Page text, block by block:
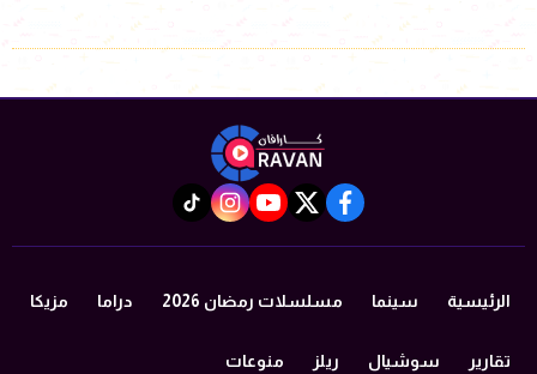
facebook
twitter
youtube
instagram
tiktok
الرئيسية سينما مسلسلات رمضان 2026 دراما مزيكا
تقارير سوشيال ريلز منوعات